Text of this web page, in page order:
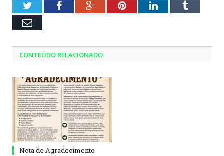
TwitterFacebookGoogle+PinterestLinkedInTumblr
Email
CONTEÚDO RELACIONADO
Nota de Agradecimento